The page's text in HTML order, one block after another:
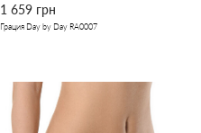
1 659 грн
Грация Day by Day RA0007